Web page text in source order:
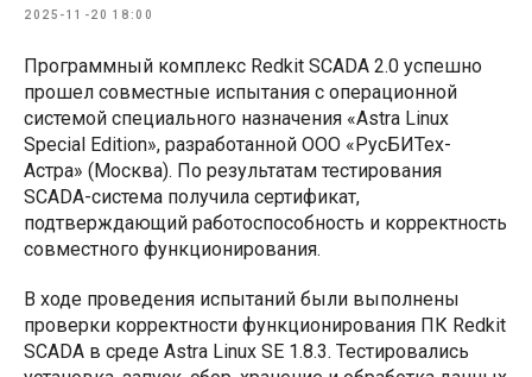
2025-11-20 18:00
Программный комплекс Redkit SCADA 2.0 успешно
прошел совместные испытания с операционной
системой специального назначения «Astra Linux
Special Edition», разработанной ООО «РусБИТех-
Астра» (Москва). По результатам тестирования
SCADA-система получила сертификат,
подтверждающий работоспособность и корректность
совместного функционирования.
В ходе проведения испытаний были выполнены
проверки корректности функционирования ПК Redkit
SCADA в среде Astra Linux SE 1.8.3. Тестировались